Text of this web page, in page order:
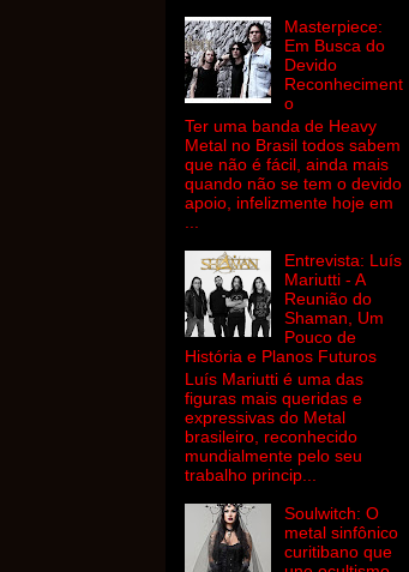
Masterpiece:
Em Busca do
Devido
Reconheciment
o
Ter uma banda de Heavy
Metal no Brasil todos sabem
que não é fácil, ainda mais
quando não se tem o devido
apoio, infelizmente hoje em
Entrevista: Luís
Mariutti - A
Reunião do
Shaman, Um
Pouco de
História e Planos Futuros
Luís Mariutti é uma das
figuras mais queridas e
expressivas do Metal
brasileiro, reconhecido
mundialmente pelo seu
trabalho princip...
Soulwitch: O
metal sinfônico
curitibano que